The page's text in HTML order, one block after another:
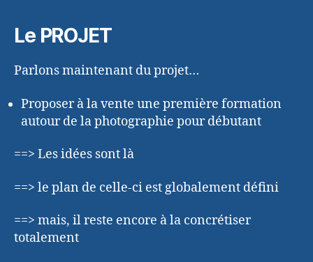
Le PROJET
Parlons maintenant du projet…
Proposer à la vente une première formation
autour de la photographie pour débutant
==> Les idées sont là
==> le plan de celle-ci est globalement défini
==> mais, il reste encore à la concrétiser
totalement